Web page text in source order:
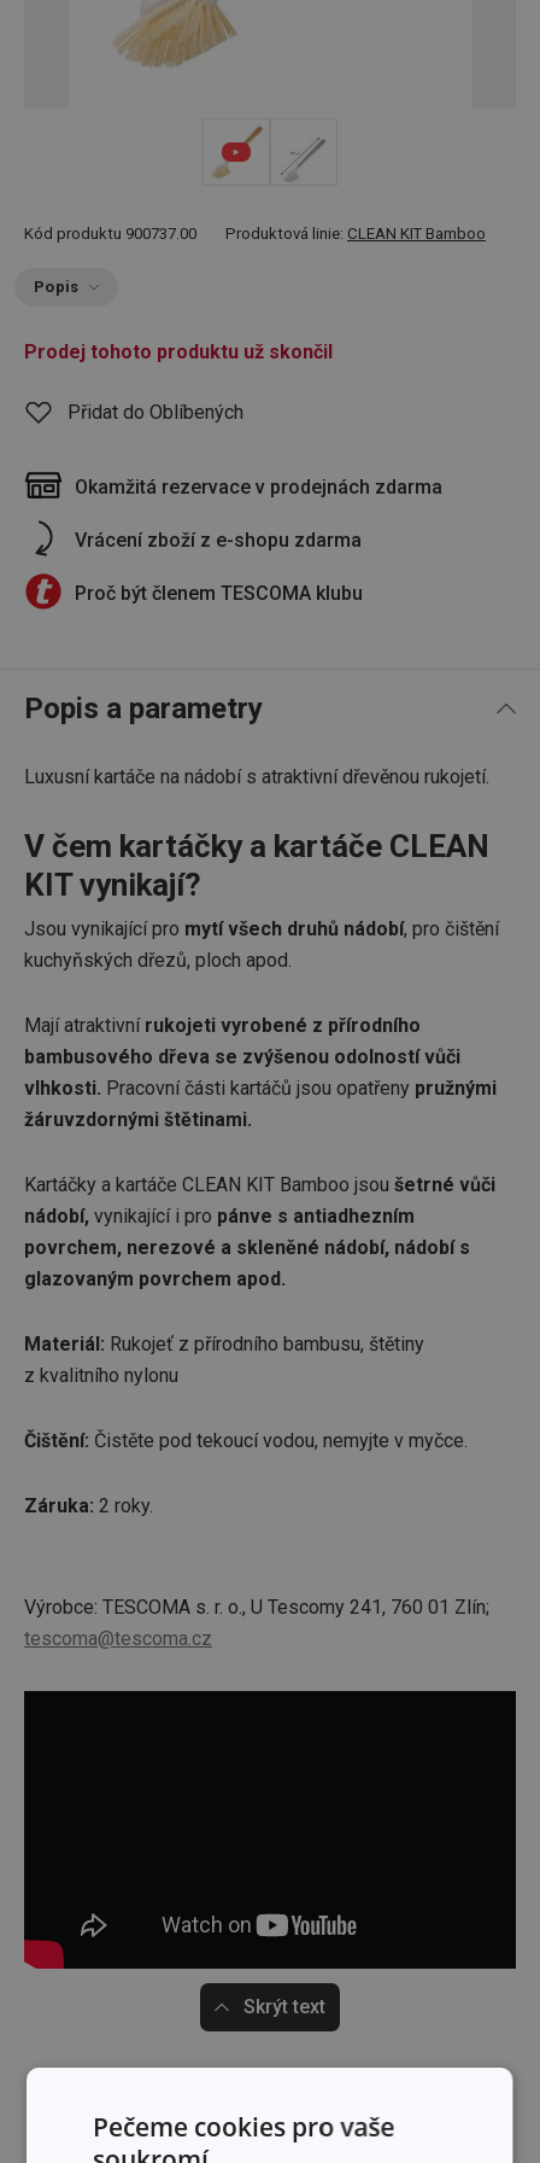
Kód produktu 900737.00 Produktová linie: CLEAN KIT Bamboo
Popis
Prodej tohoto produktu už skončil
Přidat do Oblíbených
Okamžitá rezervace v prodejnách zdarma
Vrácení zboží z e-shopu zdarma
Proč být členem TESCOMA klubu
Popis a parametry
Luxusní kartáče na nádobí s atraktivní dřevěnou rukojetí.
V čem kartáčky a kartáče CLEAN
KIT vynikají?
Jsou vynikající pro mytí všech druhů nádobí, pro čištění
kuchyňských dřezů, ploch apod.
Mají atraktivní rukojeti vyrobené z přírodního
bambusového dřeva se zvýšenou odolností vůči
vlhkosti. Pracovní části kartáčů jsou opatřeny pružnými
žáruvzdornými štětinami.
Kartáčky a kartáče CLEAN KIT Bamboo jsou šetrné vůči
nádobí, vynikající i pro pánve s antiadhezním
povrchem, nerezové a skleněné nádobí, nádobí s
glazovaným povrchem apod.
Materiál: Rukojeť z přírodního bambusu, štětiny
z kvalitního nylonu
Čištění: Čistěte pod tekoucí vodou, nemyjte v myčce.
Záruka: 2 roky.
Výrobce: TESCOMA s. r. o., U Tescomy 241, 760 01 Zlín;
tescoma@tescoma.cz
Skrýt text
Pečeme cookies pro vaše